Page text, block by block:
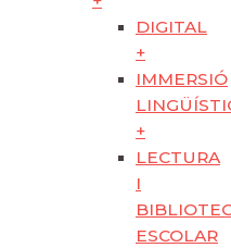
DIGITAL
+
IMMERSIÓ
+
LECTURA
I
ESCOLAR